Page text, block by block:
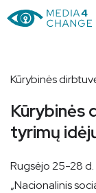
Kūrybinės
Kūrybinės
tyrimų
Rugsėjo 25-28
„Nacionalinis